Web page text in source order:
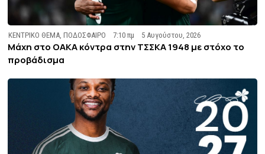
ΚΕΝΤΡΙΚΟ ΘΕΜΑ ,ΠΟΔΟΣΦΑΙΡΟ 7:10 πμ 5 Αυγούστου, 2026
Μάχη στο ΟΑΚΑ κόντρα στην ΤΣΣΚΑ 1948 με στόχο το
προβάδισμα